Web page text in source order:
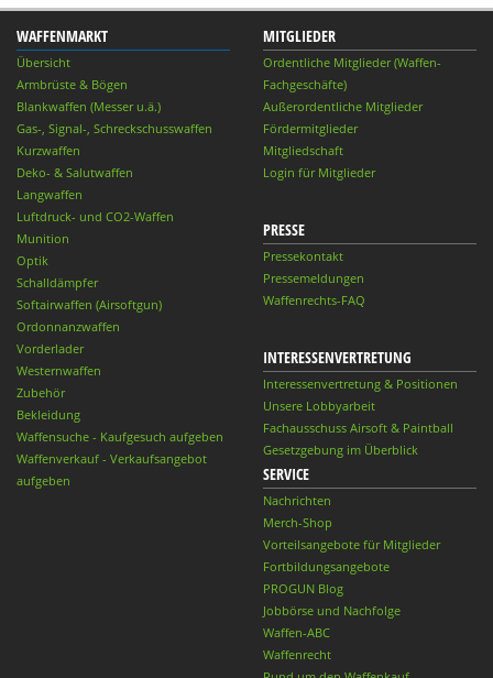
WAFFENMARKT
Übersicht
Armbrüste & Bögen
Blankwaffen (Messer u.ä.)
Gas-, Signal-, Schreckschusswaffen
Kurzwaffen
Deko- & Salutwaffen
Langwaffen
Luftdruck- und CO2-Waffen
Munition
Optik
Schalldämpfer
Softairwaffen (Airsoftgun)
Ordonnanzwaffen
Vorderlader
Westernwaffen
Zubehör
Bekleidung
Waffensuche - Kaufgesuch aufgeben
Waffenverkauf - Verkaufsangebot
aufgeben
MITGLIEDER
Ordentliche Mitglieder (Waffen-
Fachgeschäfte)
Außerordentliche Mitglieder
Fördermitglieder
Mitgliedschaft
Login für Mitglieder
PRESSE
Pressekontakt
Pressemeldungen
Waffenrechts-FAQ
INTERESSENVERTRETUNG
Interessenvertretung & Positionen
Unsere Lobbyarbeit
Fachausschuss Airsoft & Paintball
Gesetzgebung im Überblick
SERVICE
Nachrichten
Merch-Shop
Vorteilsangebote für Mitglieder
Fortbildungsangebote
PROGUN Blog
Jobbörse und Nachfolge
Waffen-ABC
Waffenrecht